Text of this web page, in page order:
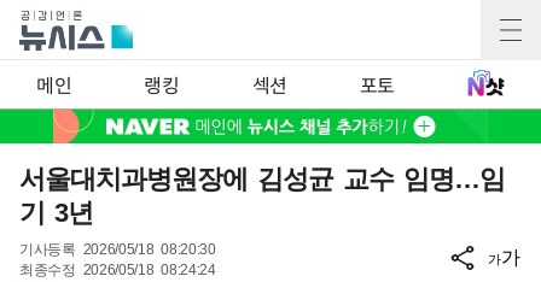
메인 랭킹 섹션 포토
서울대치과병원장에 김성균 교수 임명…임
기 3년
기사등록 2026/05/18 08:20:30
최종수정 2026/05/18 08:24:24
가가